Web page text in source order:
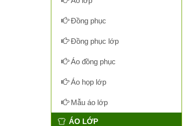
Đồng phục
Đồng phục lớp
Áo đồng phục
Áo họp lớp
Mẫu áo lớp
ÁO LỚP